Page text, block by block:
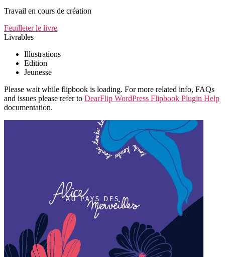
Travail en cours de création
Feuilleter le livre
Livrables
Illustrations
Edition
Jeunesse
Please wait while flipbook is loading. For more related info, FAQs
and issues please refer to DearFlip WordPress Flipbook Plugin Help
documentation.